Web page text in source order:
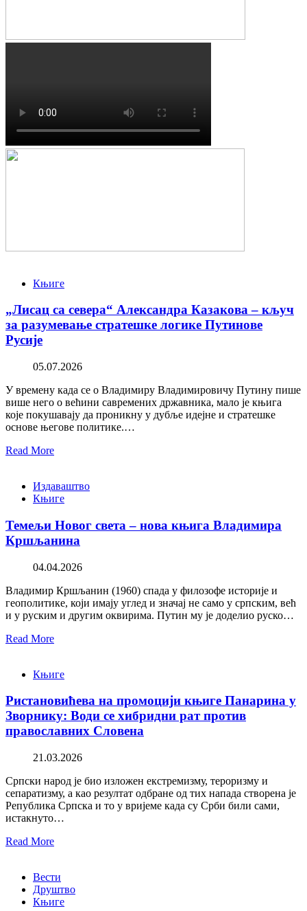
Књиге
„Лисац са севера“ Александра Казакова – кључ
за разумевање стратешке логике Путинове
Русије
05.07.2026
У времену када се о Владимиру Владимировичу Путину пише
више него о већини савремених државника, мало је књига
које покушавају да проникну у дубље идејне и стратешке
основе његове политике.…
Read More
Издаваштво
Књиге
Темељи Новог света – нова књига Владимира
Кршљанина
04.04.2026
Владимир Кршљанин (1960) спада у филозофе историје и
геополитике, који имају углед и значај не само у српским, већ
и у руским и другим оквирима. Путин му је доделио руско…
Read More
Књиге
Ристановићева на промоцији књиге Панарина у
Зворнику: Води се хибридни рат против
православних Словена
21.03.2026
Српски народ је био изложен екстремизму, тероризму и
сепаратизму, а као резултат одбране од тих напада створена је
Република Српска и то у вријеме када су Срби били сами,
истакнуто…
Read More
Вести
Друштво
Књиге